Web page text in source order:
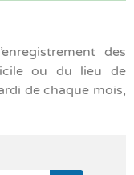
des
ou du lieu de
de chaque mois,